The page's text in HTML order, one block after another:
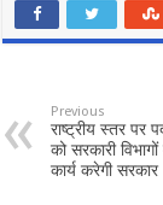
Previous
राष्ट्रीय स्तर पर
को सरकारी
कार्य करेगी